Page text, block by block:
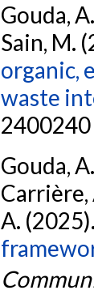
Gouda,
Sain, M.
organic,
waste
2400240
Gouda,
Carrière,
A. (2025).